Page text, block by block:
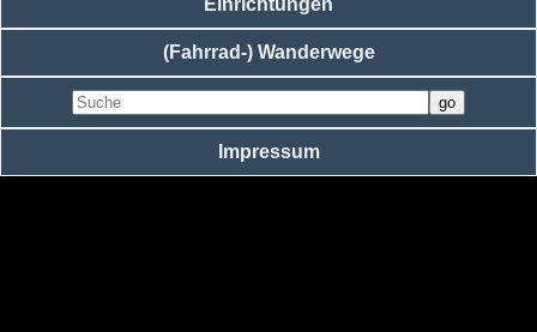
Einrichtungen
(Fahrrad-) Wanderwege
Impressum